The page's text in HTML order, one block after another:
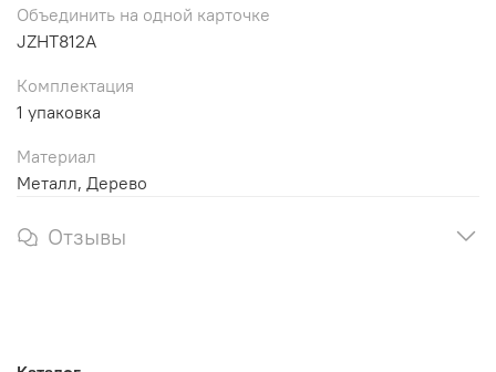
Объединить на одной карточке
JZHT812A
Комплектация
1 упаковка
Материал
Металл, Дерево
Отзывы